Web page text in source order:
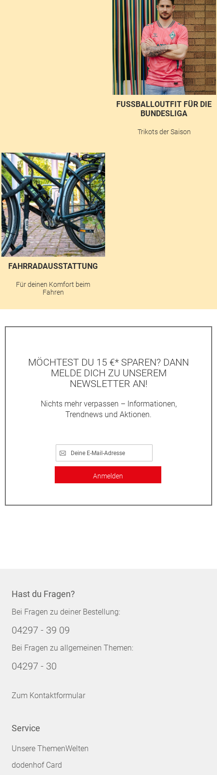
FUSSBALLOUTFIT FÜR DIE B
UNDESLIGA
Trikots der Saison
FAHRRADAUSSTATTUNG
Für deinen Komfort beim
Fahren
MÖCHTEST DU 15 €* SPAREN? DANN
MELDE DICH ZU UNSEREM
NEWSLETTER AN!
Nichts mehr verpassen – Informationen,
Trendnews und Aktionen.
Anmelden
Hast du Fragen?
Bei Fragen zu deiner Bestellung:
04297 - 39 09
Bei Fragen zu allgemeinen Themen:
04297 - 30
Zum Kontaktformular
Service
Unsere ThemenWelten
dodenhof Card